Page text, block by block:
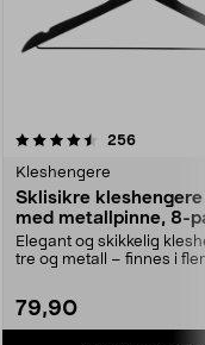
256
Kleshengere
Sklisikre
med metallpinne, 8-
Elegant og skikkelig
tre og metall – finnes i
79,90
4.5av 5 stjerner